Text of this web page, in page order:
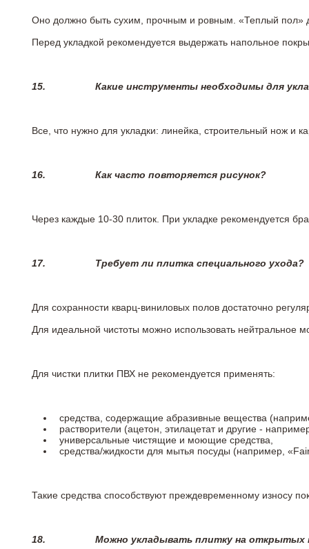
Оно должно быть сухим, прочным и ровным. «Теплый пол»
Перед укладкой рекомендуется выдержать напольное
15. Какие инструменты необходимы для
Все, что нужно для укладки: линейка, строительный нож и
16. Как часто повторяется рисунок?
Через каждые 10-30 плиток. При укладке рекомендуется
17. Требует ли плитка специального ухода?
Для сохранности кварц-виниловых полов достаточно
Для идеальной чистоты можно использовать
Для чистки плитки ПВХ не рекомендуется применять:
средства, содержащие абразивные вещества
растворители (ацетон, этилацетат и другие -
универсальные чистящие и моющие средства,
средства/жидкости для мытья посуды (например,
Такие средства способствуют преждевременному износу
18. Можно укладывать плитку на открытых